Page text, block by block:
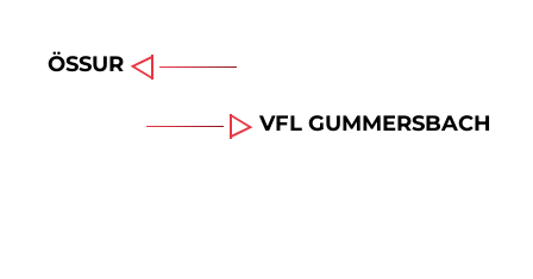
ÖSSUR
VFL GUMMERSBACH